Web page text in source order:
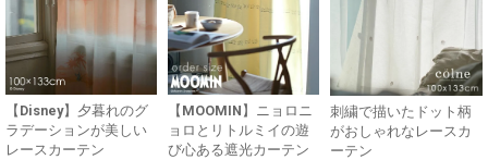
【Disney】夕暮れのグ
ラデーションが美しい
レースカーテン
【MOOMIN】ニョロニ
ョロとリトルミイの遊
び心ある遮光カーテン
刺繍で描いたドット柄
がおしゃれなレースカ
ーテン